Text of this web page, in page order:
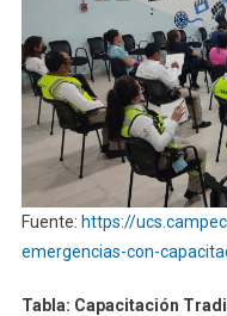
Fuente: https://
emergencias-con-
Tabla: Capacitación